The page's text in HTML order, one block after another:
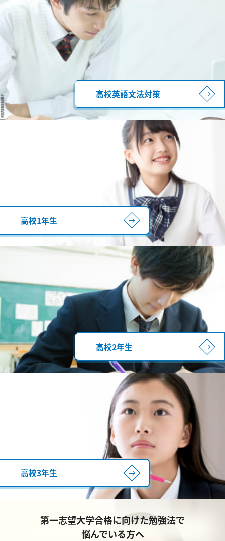
高校英語文法対策
高校1年生
高校2年生
高校3年生
第一志望大学合格に向けた勉強法で
悩んでいる方へ